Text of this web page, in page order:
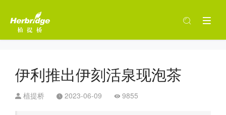
伊利推出伊刻活泉现泡茶
植提桥 2023-06-09 9855